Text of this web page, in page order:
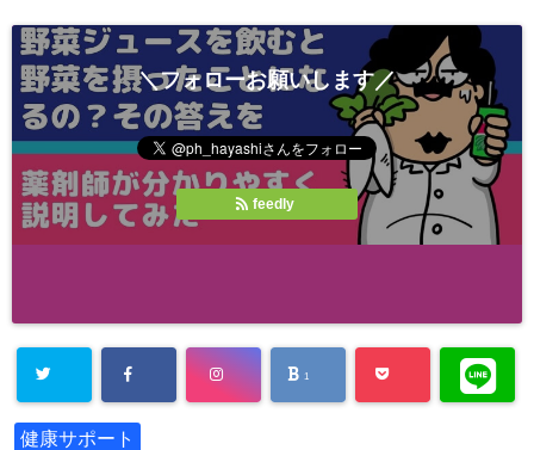
＼フォローお願いします／
feedly
1
健康サポート